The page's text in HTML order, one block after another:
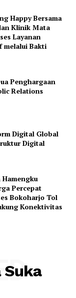
Happy Bersama
Klinik Mata
Layanan
melalui Bakti
Penghargaan
Relations
Digital Global
Digital
Percepat
Bokoharjo Tol
Konektivitas
Suka